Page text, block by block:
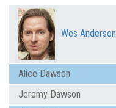
Wes Anderson
Alice Dawson
Jeremy Dawson